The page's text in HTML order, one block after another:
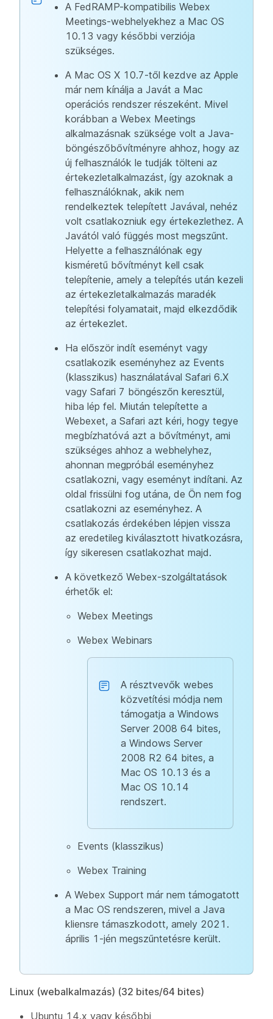
A FedRAMP-kompatibilis Webex
Meetings-webhelyekhez a Mac OS
10.13 vagy későbbi verziója
szükséges.
A Mac OS X 10.7-től kezdve az Apple
már nem kínálja a Javát a Mac
operációs rendszer részeként. Mivel
korábban a Webex Meetings
alkalmazásnak szüksége volt a Java-
böngészőbővítményre ahhoz, hogy az
új felhasználók le tudják tölteni az
értekezletalkalmazást, így azoknak a
felhasználóknak, akik nem
rendelkeztek telepített Javával, nehéz
volt csatlakozniuk egy értekezlethez. A
Javától való függés most megszűnt.
Helyette a felhasználónak egy
kisméretű bővítményt kell csak
telepítenie, amely a telepítés után kezeli
az értekezletalkalmazás maradék
telepítési folyamatait, majd elkezdődik
az értekezlet.
Ha először indít eseményt vagy
csatlakozik eseményhez az Events
(klasszikus) használatával Safari 6.X
vagy Safari 7 böngészőn keresztül,
hiba lép fel. Miután telepítette a
Webexet, a Safari azt kéri, hogy tegye
megbízhatóvá azt a bővítményt, ami
szükséges ahhoz a webhelyhez,
ahonnan megpróbál eseményhez
csatlakozni, vagy eseményt indítani. Az
oldal frissülni fog utána, de Ön nem fog
csatlakozni az eseményhez. A
csatlakozás érdekében lépjen vissza
az eredetileg kiválasztott hivatkozásra,
így sikeresen csatlakozhat majd.
A következő Webex-szolgáltatások
érhetők el:
Webex Meetings
Webex Webinars
A résztvevők webes
közvetítési módja nem
támogatja a Windows
Server 2008 64 bites,
a Windows Server
2008 R2 64 bites, a
Mac OS 10.13 és a
Mac OS 10.14
rendszert.
Events (klasszikus)
Webex Training
A Webex Support már nem támogatott
a Mac OS rendszeren, mivel a Java
kliensre támaszkodott, amely 2021.
április 1-jén megszűntetésre került.
Linux (webalkalmazás) (32 bites/64 bites)
Ubuntu 14.x vagy későbbi